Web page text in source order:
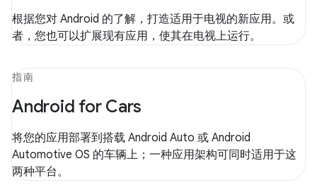
根据您对 Android 的了解，打造适用于电视的新应用。或
者，您也可以扩展现有应用，使其在电视上运行。
指南
Android for Cars
将您的应用部署到搭载 Android Auto 或 Android
Automotive OS 的车辆上；一种应用架构可同时适用于这
两种平台。